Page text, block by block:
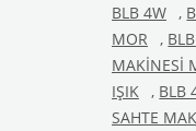
BLB 4W ,
MOR
,
MAKİNESİ
IŞIK
, BLB
SAHTE